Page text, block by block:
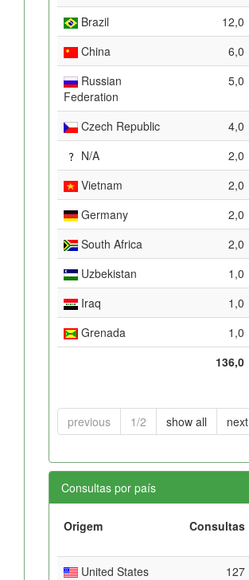
Brazil 12,0
China
6,0
Russian
Federation
5,0
Czech Republic 4,0
N/A
2,0
Vietnam
2,0
Germany
2,0
South Africa
2,0
Uzbekistan
1,0
Iraq
1,0
Grenada
1,0
136,0
previous 1/2 show all next
Consultas por país
Origem Consultas
United States
127